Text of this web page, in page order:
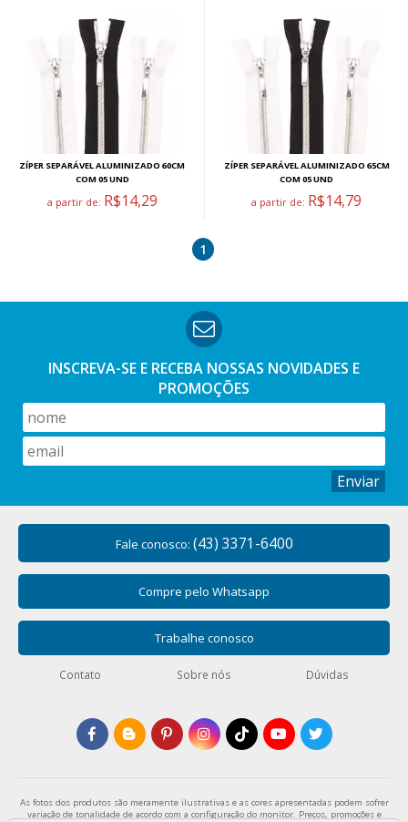
ZÍPER SEPARÁVEL ALUMINIZADO 60CM
COM 05 UND
a partir de: R$14,29
ZÍPER SEPARÁVEL ALUMINIZADO 65CM
COM 05 UND
a partir de: R$14,79
1
INSCREVA-SE E RECEBA NOSSAS NOVIDADES E
PROMOÇÕES
Enviar
Fale conosco: (43) 3371-6400
Compre pelo Whatsapp
Trabalhe conosco
Contato Sobre nós Dúvidas
As fotos dos produtos são meramente ilustrativas e as cores apresentadas podem sofrer
variação de tonalidade de acordo com a configuração do monitor. Preços, promoções e